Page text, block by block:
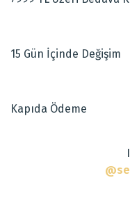
15 Gün İçinde Değişim
Kapıda Ödeme